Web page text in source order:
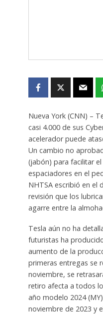
Nueva York (CNN) –
casi 4.000 de sus
acelerador puede
Un cambio no
(jabón) para facilitar
espaciadores en el
NHTSA escribió en el
revisión que los
agarre entre la
Tesla aún no ha
futuristas ha
aumento de la
primeras entregas se
noviembre, se
retiro afecta a todos
año modelo 2024
noviembre de 2023 y